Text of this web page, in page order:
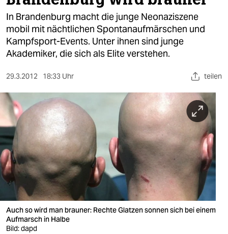
politik
öko
gesellschaft
kultur
sport
berlin
nord
wahrheit
verlag
verlag
veranstaltungen
In Brandenburg macht die junge Neonaziszene
mobil mit nächtlichen Spontanaufmärschen und
Kampfsport-Events. Unter ihnen sind junge
Akademiker, die sich als Elite verstehen.
29.3.2012 18:33 Uhr teilen
Auch so wird man brauner: Rechte Glatzen sonnen sich bei einem
Aufmarsch in Halbe
Bild: dapd